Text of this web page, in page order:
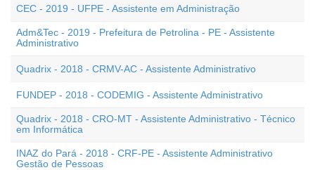
CEC - 2019 - UFPE - Assistente em Administração
Adm&Tec - 2019 - Prefeitura de Petrolina - PE - Assistente
Administrativo
Quadrix - 2018 - CRMV-AC - Assistente Administrativo
FUNDEP - 2018 - CODEMIG - Assistente Administrativo
Quadrix - 2018 - CRO-MT - Assistente Administrativo - Técnico
em Informática
INAZ do Pará - 2018 - CRF-PE - Assistente Administrativo
Gestão de Pessoas